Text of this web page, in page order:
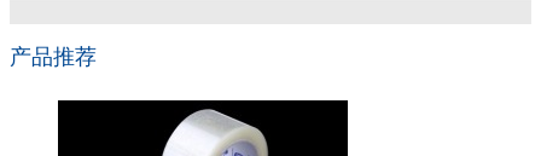
产品推荐